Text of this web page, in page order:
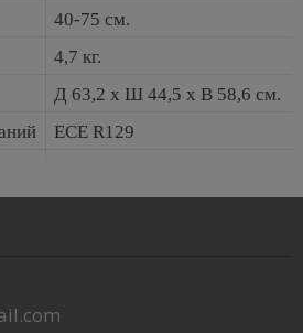
40-75 см.
4,7 кг.
Д 63,2 x Ш 44,5 x В 58,6 см.
ECE R129